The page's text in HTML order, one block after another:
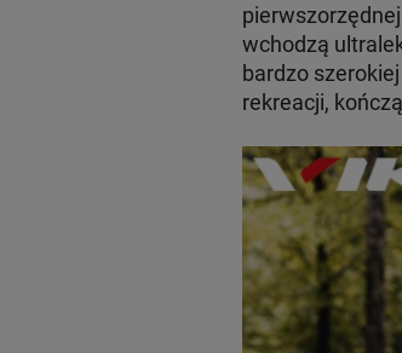
wchodzą
bardzo
rekreacji,